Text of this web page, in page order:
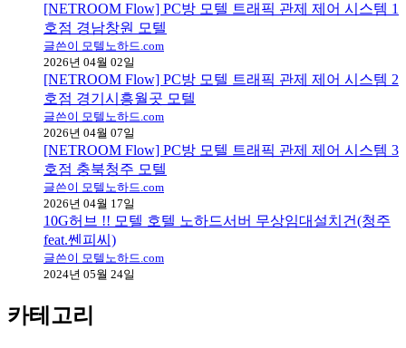
[NETROOM Flow] PC방 모텔 트래픽 관제 제어 시스템 1
호점 경남창원 모텔
글쓴이 모텔노하드.com
2026년 04월 02일
[NETROOM Flow] PC방 모텔 트래픽 관제 제어 시스템 2
호점 경기시흥월곳 모텔
글쓴이 모텔노하드.com
2026년 04월 07일
[NETROOM Flow] PC방 모텔 트래픽 관제 제어 시스템 3
호점 충북청주 모텔
글쓴이 모텔노하드.com
2026년 04월 17일
10G허브 !! 모텔 호텔 노하드서버 무상임대설치건(청주
feat.쎈피씨)
글쓴이 모텔노하드.com
2024년 05월 24일
카테고리